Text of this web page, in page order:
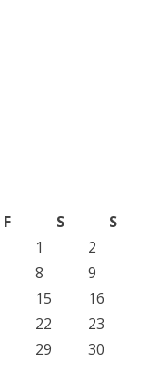
F S
S
1
2
8
9
15
16
22
23
29
30